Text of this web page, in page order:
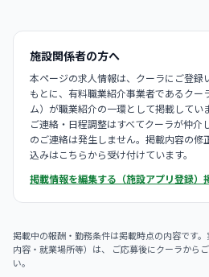
施設関係者の方へ
本ページの求人情報は、クーラにご登録
もとに、有料職業紹介事業者であるクー
ム）が職業紹介の一環として掲載してい
ご連絡・日程調整はすべてクーラが仲介
のご連絡は発生しません。掲載内容の修
込みはこちらから受け付けています。
掲載情報を編集する（施設アプリ登録）
掲載中の報酬・勤務条件は掲載時点の内容です
内容・就業場所等）は、 ご応募後にクーラから
い。